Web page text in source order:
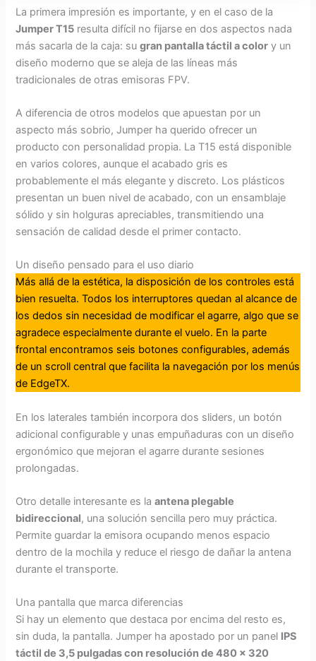
La primera impresión es importante, y en el caso de la
Jumper T15 resulta difícil no fijarse en dos aspectos nada
más sacarla de la caja: sugran pantalla táctil a color y un
diseño moderno que se aleja de las líneas más
tradicionales de otras emisoras FPV.
A diferencia de otros modelos que apuestan por un
aspecto más sobrio, Jumper ha querido ofrecer un
producto con personalidad propia. La T15 está disponible
en varios colores, aunque el acabado gris es
probablemente el más elegante y discreto. Los plásticos
presentan un buen nivel de acabado, con un ensamblaje
sólido y sin holguras apreciables, transmitiendo una
sensación de calidad desde el primer contacto.
Un diseño pensado para el uso diario
Más allá de la estética, la disposición de los controles está
bien resuelta. Todos los interruptores quedan al alcance de
los dedos sin necesidad de modificar el agarre, algo que se
agradece especialmente durante el vuelo. En la parte
frontal encontramos seis botones configurables, además
de un scroll central que facilita la navegación por los menús
de EdgeTX.
En los laterales también incorpora dos sliders, un botón
adicional configurable y unas empuñaduras con un diseño
ergonómico que mejoran el agarre durante sesiones
prolongadas.
Otro detalle interesante es laantena plegable
bidireccional, una solución sencilla pero muy práctica.
Permite guardar la emisora ocupando menos espacio
dentro de la mochila y reduce el riesgo de dañar la antena
durante el transporte.
Una pantalla que marca diferencias
Si hay un elemento que destaca por encima del resto es,
sin duda, la pantalla. Jumper ha apostado por un panel IPS
táctil de 3,5 pulgadas con resolución de 480 × 320